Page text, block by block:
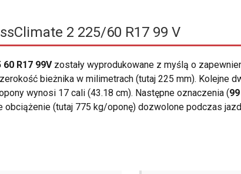
2 225/60 R17 99 V
R17 99Vzostały wyprodukowane z myślą o
bieżnika w milimetrach (tutaj 225 mm). Kolejne
wynosi 17 cali (43.18 cm). Następne oznaczenia (99
obciążenie (tutaj 775 kg/oponę) dozwolone podczas